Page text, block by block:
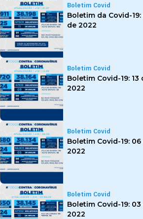
Boletim Covid
Boletim da Covid-
de 2022
Boletim Covid
Boletim Covid-19:
2022
Boletim Covid
Boletim Covid-19:
2022
Boletim Covid
Boletim Covid-19:
2022